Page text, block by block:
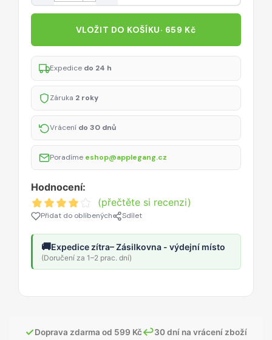
VLOŽIT DO KOŠÍKU· 659 Kč
Expedice do 24 h
Záruka 2 roky
Vrácení do 30 dnů
Poradíme eshop@applegang.cz
Hodnocení:
(přečtěte si recenzi)
Přidat do oblíbených Sdílet
🚚Expedice zítra– Zásilkovna - výdejní místo
(Doručení za 1–2 prac. dní)
✓Doprava zdarma od 599 Kč↩30 dní na vrácení zboží